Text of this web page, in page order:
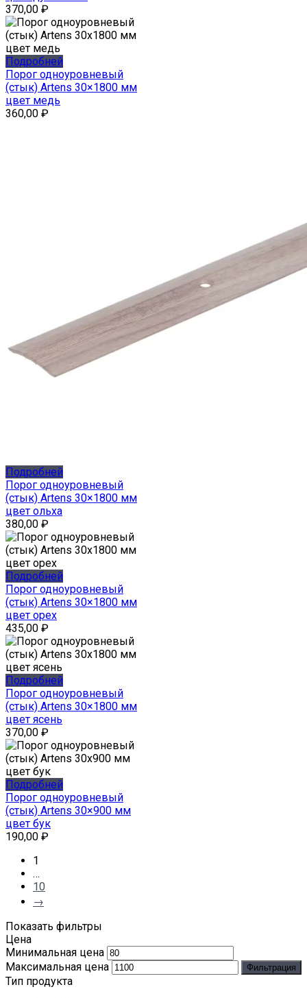
370,00 ₽
Подробней
Порог одноуровневый
(стык) Artens 30×1800 мм
цвет медь
360,00 ₽
Подробней
Порог одноуровневый
(стык) Artens 30×1800 мм
цвет ольха
380,00 ₽
Подробней
Порог одноуровневый
(стык) Artens 30×1800 мм
цвет орех
435,00 ₽
Подробней
Порог одноуровневый
(стык) Artens 30×1800 мм
цвет ясень
370,00 ₽
Подробней
Порог одноуровневый
(стык) Artens 30×900 мм
цвет бук
190,00 ₽
1
…
10
→
Показать фильтры
Цена
Минимальная цена
Максимальная цена
Фильтрация
Тип продукта